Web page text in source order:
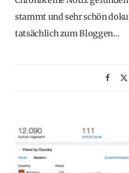
stammt und sehr schön
tatsächlich zum Bloggen…